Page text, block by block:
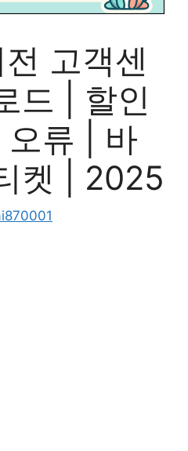
고객센
드 | 할인
오류 | 바
켓 | 2025